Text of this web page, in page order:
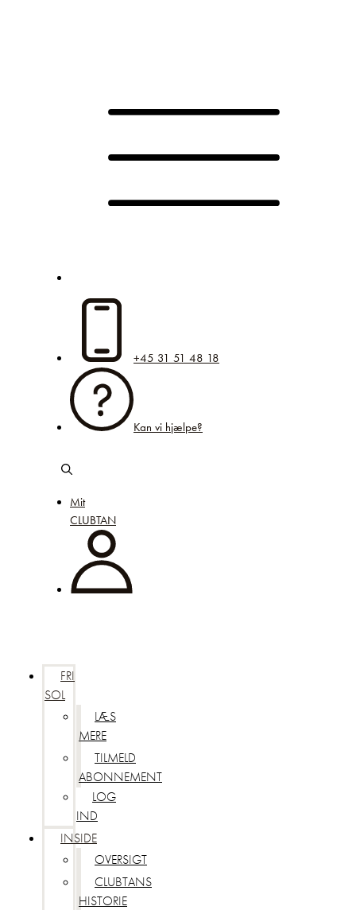
+45 31 51 48 18
Kan vi hjælpe?
Mit
CLUBTAN
FRI
SOL
LÆS
MERE
TILMELD
ABONNEMENT
LOG
IND
INSIDE
OVERSIGT
CLUBTANS
HISTORIE